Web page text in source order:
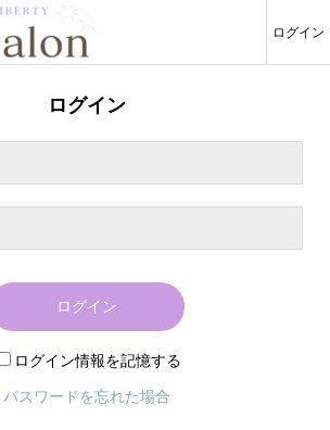
ログイン
ログイン
ログイン
ログイン情報を記憶する
パスワードを忘れた場合